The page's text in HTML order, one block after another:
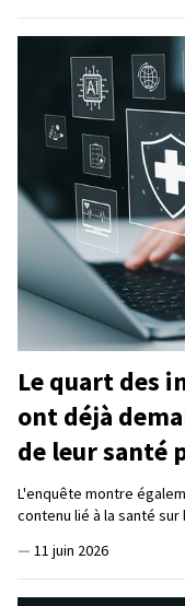
Le quart des
ont déjà
de leur santé
L'enquête montre
contenu lié à la santé
— 11 juin 2026